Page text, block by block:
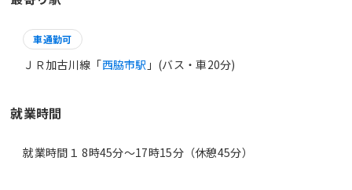
車通勤可
ＪＲ加古川線「西脇市駅 」(バス・車20分)
就業時間
就業時間１ 8時45分〜17時15分（休憩45分）